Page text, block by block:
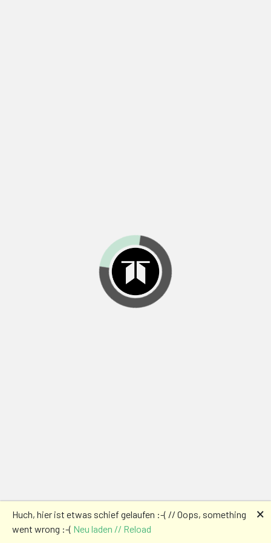
Huch, hier ist etwas schief gelaufen :-( // Oops, something
went wrong :-( Neu laden // Reload
🗙